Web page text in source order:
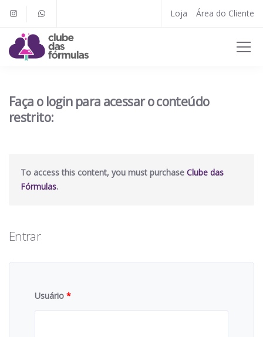
Loja Área do Cliente
Faça o login para acessar o conteúdo
restrito:
To access this content, you must purchase Clube das
Fórmulas.
Entrar
Usuário *